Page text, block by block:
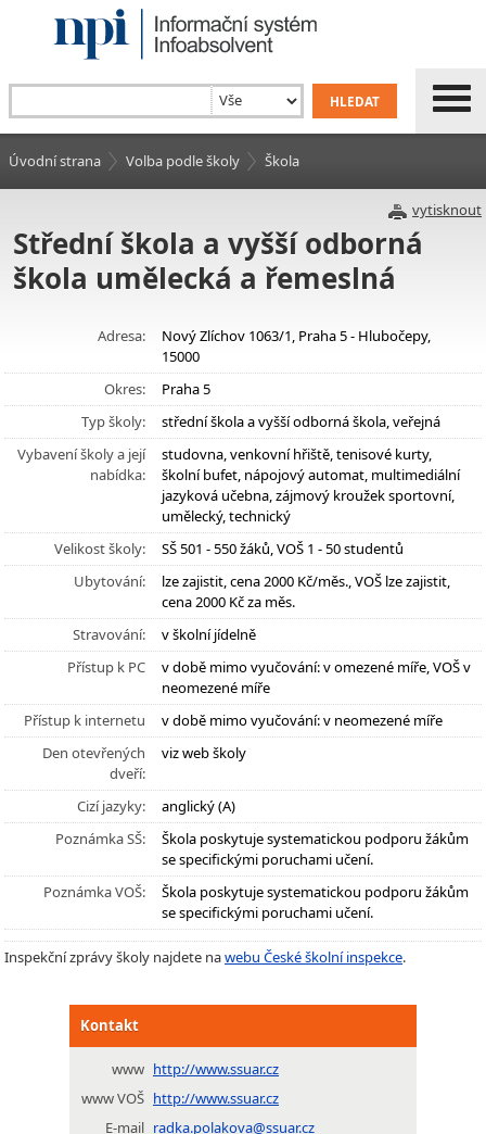
Úvodní strana Volba podle školy Škola
vytisknout
Střední škola a vyšší odborná
škola umělecká a řemeslná
Adresa:
Nový Zlíchov 1063/1, Praha 5 - Hlubočepy,
15000
Okres:
Praha 5
Typ školy:
střední škola a vyšší odborná škola, veřejná
Vybavení školy a její
nabídka:
studovna, venkovní hřiště, tenisové kurty,
školní bufet, nápojový automat, multimediální
jazyková učebna, zájmový kroužek sportovní,
umělecký, technický
Velikost školy:
SŠ 501 - 550 žáků, VOŠ 1 - 50 studentů
Ubytování:
lze zajistit, cena 2000 Kč/měs., VOŠ lze zajistit,
cena 2000 Kč za měs.
Stravování:
v školní jídelně
Přístup k PC
v době mimo vyučování: v omezené míře, VOŠ v
neomezené míře
Přístup k internetu
v době mimo vyučování: v neomezené míře
Den otevřených
dveří:
viz web školy
Cizí jazyky:
anglický (A)
Poznámka SŠ:
Škola poskytuje systematickou podporu žákům
se specifickými poruchami učení.
Poznámka VOŠ:
Škola poskytuje systematickou podporu žákům
se specifickými poruchami učení.
Inspekční zprávy školy najdete nawebu České školní inspekce.
Kontakt
www http://www.ssuar.cz
www VOŠ http://www.ssuar.cz
E-mail radka.polakova@ssuar.cz